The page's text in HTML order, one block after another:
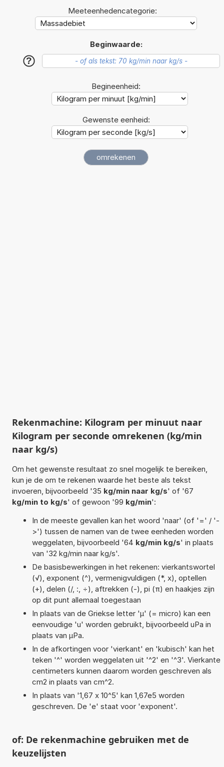
Meeteenhedencategorie:
Beginwaarde:
?
Begineenheid:
Gewenste eenheid:
Rekenmachine: Kilogram per minuut naar
Kilogram per seconde omrekenen (kg/min
naar kg/s)
Om het gewenste resultaat zo snel mogelijk te bereiken,
kun je de om te rekenen waarde het beste als tekst
invoeren, bijvoorbeeld '35 kg/min naar kg/s' of '67
kg/min to kg/s' of gewoon '99 kg/min':
In de meeste gevallen kan het woord 'naar' (of '=' / '-
>') tussen de namen van de twee eenheden worden
weggelaten, bijvoorbeeld '64 kg/min kg/s' in plaats
van '32 kg/min naar kg/s'.
De basisbewerkingen in het rekenen: vierkantswortel
(√), exponent (^), vermenigvuldigen (*, x), optellen
(+), delen (/, :, ÷), aftrekken (-), pi (π) en haakjes zijn
op dit punt allemaal toegestaan
In plaats van de Griekse letter 'µ' (= micro) kan een
eenvoudige 'u' worden gebruikt, bijvoorbeeld uPa in
plaats van µPa.
In de afkortingen voor 'vierkant' en 'kubisch' kan het
teken '^' worden weggelaten uit '^2' en '^3'. Vierkante
centimeters kunnen daarom worden geschreven als
cm2 in plaats van cm^2.
In plaats van '1,67 x 10^5' kan 1,67e5 worden
geschreven. De 'e' staat voor 'exponent'.
of: De rekenmachine gebruiken met de
keuzelijsten